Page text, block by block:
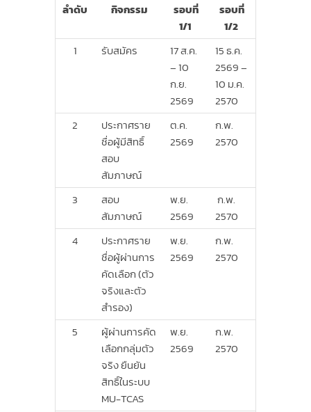
ลำดับ
กิจกรรม
รอบที่
1/1
รอบที่
1/2
1
รับสมัคร
17 ส.ค.
– 10
ก.ย.
2569
15 ธ.ค.
2569 –
10 ม.ค.
2570
2
ประกาศราย
ชื่อผู้มีสิทธิ์
สอบ
สัมภาษณ์
ต.ค.
2569
ก.พ.
2570
3
สอบ
สัมภาษณ์
พ.ย.
2569
ก.พ.
2570
4
ประกาศราย
ชื่อผู้ผ่านการ
คัดเลือก (ตัว
จริงและตัว
สำรอง)
พ.ย.
2569
ก.พ.
2570
5
ผู้ผ่านการคัด
เลือกกลุ่มตัว
จริง ยืนยัน
สิทธิ์ในระบบ
MU-TCAS
พ.ย.
2569
ก.พ.
2570